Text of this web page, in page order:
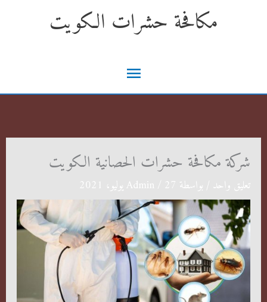
مكافحة حشرات الكويت
القائمة
الرئيسية
شركة مكافحة حشرات الحصانية الكويت
تعليق واحد / بواسطة Admin 27 يوليو، 2021